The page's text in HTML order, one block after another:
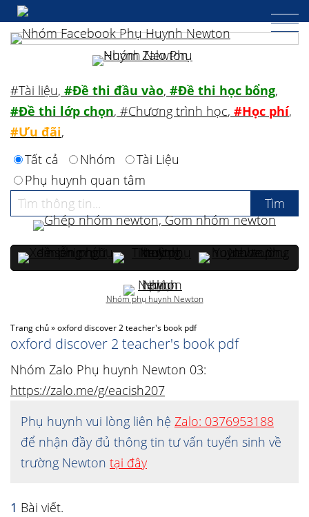
Trang chủ»oxford discover 2 teacher's book pdf
oxford discover 2 teacher's book pdf
Nhóm Zalo Phụ huynh Newton 03:
https://zalo.me/g/eacish207
Phụ huynh vui lòng liên hệ Zalo: 0376953188
để nhận đầy đủ thông tin tư vấn tuyển sinh về
trường Newton tại đây
1 Bài viết.
#Tài liệu, #Đề thi đầu vào, #Đề thi học bổng,
#Đề thi lớp chọn, #Chương trình học, #Học phí,
#Ưu đãi,
Tất cả
Nhóm
Tài Liệu
Phụ huynh quan tâm
Nhóm phụ huynh Newton